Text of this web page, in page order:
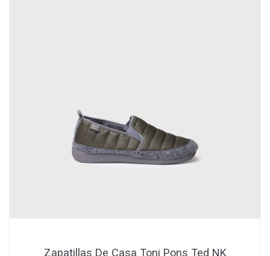
Zapatillas De Casa Toni Pons Ted NK